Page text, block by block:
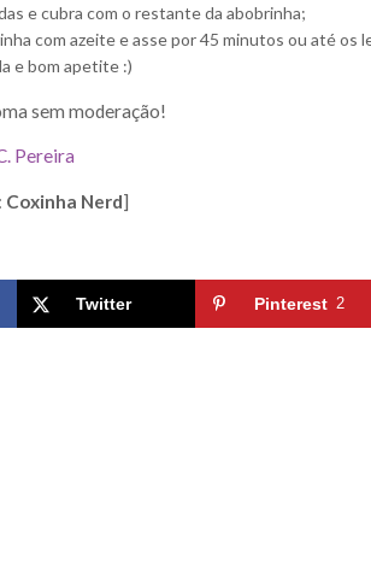
e cubra com o restante da abobrinha;
com azeite e asse por 45 minutos ou até os
e bom apetite :)
sem moderação!
Pereira
Coxinha Nerd]
Twitter Pinterest 2